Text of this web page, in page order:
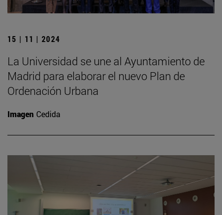
15 | 11 | 2024
La Universidad se une al Ayuntamiento de
Madrid para elaborar el nuevo Plan de
Ordenación Urbana
Imagen Cedida